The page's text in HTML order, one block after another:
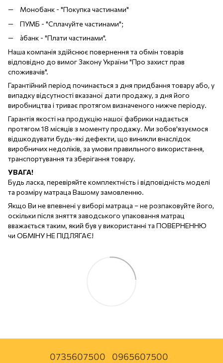
Монобанк - "Покупка частинами"
ПУМБ - "Сплачуйте частинами";
àбанк - "Плати частинами".
Наша компанія здійснює повернення та обмін товарів
відповідно до вимог Закону України "Про захист прав
споживачів".
Гарантійний період починається з дня придбання товару або, у
випадку відсутності вказаної дати продажу, з дня його
виробництва і триває протягом визначеного нижче періоду.
Гарантія якості на продукцію нашої фабрики надається
протягом 18 місяців з моменту продажу. Ми зобов'язуємося
відшкодувати будь-які дефекти, що виникли внаслідок
виробничих недоліків, за умови правильного використання,
транспортування та зберігання товару.
УВАГА!
Будь ласка, перевіряйте комплектність і відповідність моделі
та розміру матраца Вашому замовленню.
Якщо Ви не впевнені у виборі матраца – не розпаковуйте його,
оскільки після зняття заводського упаковання матрац
вважається таким, який був у використанні та ПОВЕРНЕННЮ
чи ОБМІНУ НЕ ПІДЛЯГАЄ!
0735607500 0965607500